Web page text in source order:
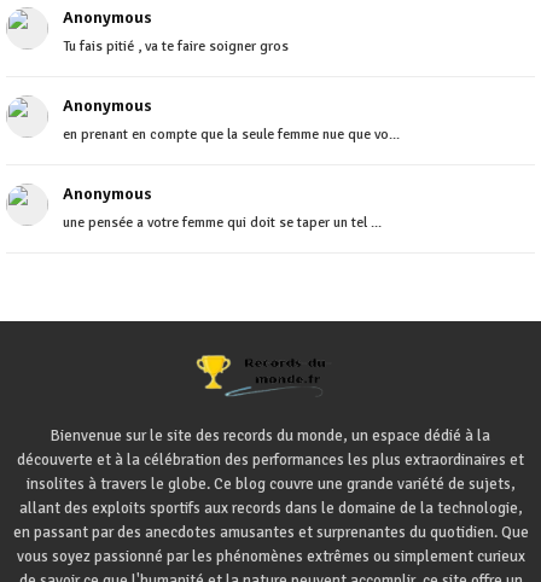
Anonymous
Tu fais pitié , va te faire soigner gros
Anonymous
en prenant en compte que la seule femme nue que vo...
Anonymous
une pensée a votre femme qui doit se taper un tel ...
Bienvenue sur le site des records du monde, un espace dédié à la
découverte et à la célébration des performances les plus extraordinaires et
insolites à travers le globe. Ce blog couvre une grande variété de sujets,
allant des exploits sportifs aux records dans le domaine de la technologie,
en passant par des anecdotes amusantes et surprenantes du quotidien. Que
vous soyez passionné par les phénomènes extrêmes ou simplement curieux